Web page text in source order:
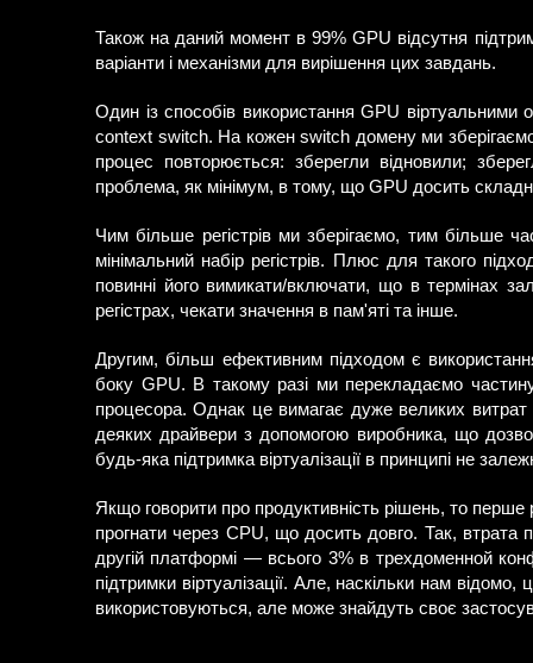
Також на даний момент в 99% GPU відсутня
варіанти і механізми для вирішення цих завдань.
Один із способів використання GPU
context switch. На кожен switch домену ми зберігаємо
процес повторюється: зберегли відновили;
проблема, як мінімум, в тому, що GPU досить
Чим більше регістрів ми зберігаємо, тим більше
мінімальний набір регістрів. Плюс для такого
повинні його вимикати/включати, що в термінах
регістрах, чекати значення в пам'яті та інше.
Другим, більш ефективним підходом є
боку GPU. В такому разі ми перекладаємо
процесора. Однак це вимагає дуже великих витрат
деяких драйвери з допомогою виробника, що
будь-яка підтримка віртуалізації в принципі не
Якщо говорити про продуктивність рішень, то
прогнати через CPU, що досить довго. Так, втрата
другій платформі — всього 3% в трехдоменной
підтримки віртуалізації. Але, наскільки нам
використовуються, але може знайдуть своє